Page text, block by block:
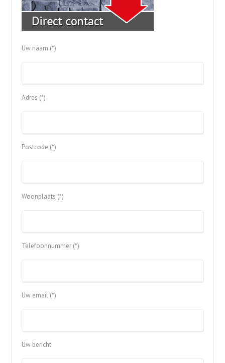
Uw naam (*)
Adres (*)
Postcode (*)
Woonplaats (*)
Telefoonnummer (*)
Uw email (*)
Uw bericht